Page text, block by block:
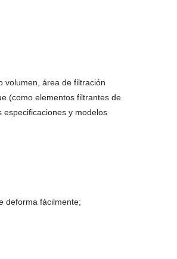
volumen, área de filtración
(como elementos filtrantes de
especificaciones y modelos
deforma fácilmente;